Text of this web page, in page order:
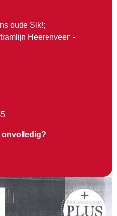
oude Sik!;
Heerenveen -
onvolledig?